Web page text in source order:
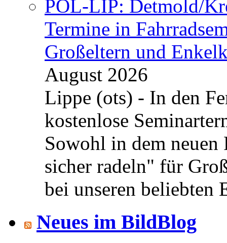
POL-LIP: Detmold/
Termine in
Großeltern und
August 2026
Lippe (ots) - In den
kostenlose
Sowohl in dem neuen
sicher radeln" für
bei unseren beliebten
Neues im BildBlog